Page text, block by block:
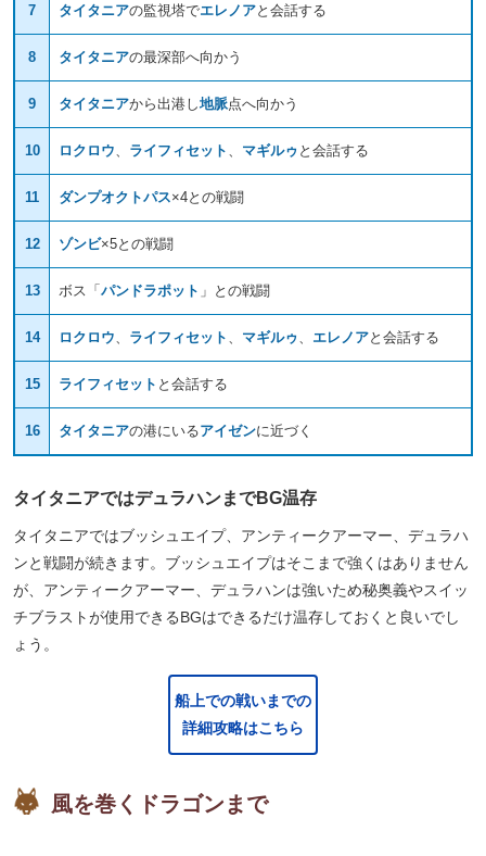
7 タイタニアの監視塔でエレノアと会話する
8 タイタニアの最深部へ向かう
9 タイタニアから出港し地脈点へ向かう
10 ロクロウ ライフィセット マギルゥ と会話する
11 ダンプオクトパス×4との戦闘
12 ゾンビ×5との戦闘
13 ボス「パンドラポット 」との戦闘
14 ロクロウ ライフィセット マギルゥ エレノアと会話する
15 ライフィセット と会話する
16 タイタニアの港にいるアイゼンに近づく
タイタニアではデュラハンまでBG温存
タイタニアではブッシュエイプ、アンティークアーマー、デュラハ
ンと戦闘が続きます。ブッシュエイプはそこまで強くはありません
が、アンティークアーマー、デュラハンは強いため秘奥義やスイッ
チブラストが使用できるBGはできるだけ温存しておくと良いでし
ょう。
船上での戦いまでの
詳細攻略はこちら
風を巻くドラゴンまで